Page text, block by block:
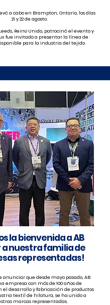
a cabo en Brampton, Ontario, los días
21 y 22 de agosto.
Reino Unido, patrocinó el evento y
fue invitado a presentar la línea de
para la industria del tejido.
la bienvenida a AB
nuestra familia de
representadas!
anunciar que desde mayo pasado, AB
empresa con más de 100 años de
el desarrollo y fabricación de productos
textil de hilatura, se ha unido a
marcas representadas.